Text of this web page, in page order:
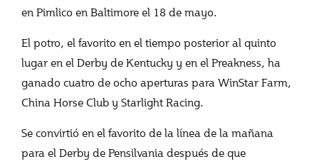
en Pimlico en Baltimore el 18 de mayo.
El potro, el favorito en el tiempo posterior al quinto
lugar en el Derby de Kentucky y en el Preakness, ha
ganado cuatro de ocho aperturas para WinStar Farm,
China Horse Club y Starlight Racing.
Se convirtió en el favorito de la línea de la mañana
para el Derby de Pensilvania después de que